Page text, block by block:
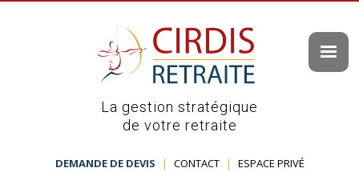
La gestion stratégique
de votre retraite
DEMANDE DE DEVIS | CONTACT | ESPACE PRIVÉ